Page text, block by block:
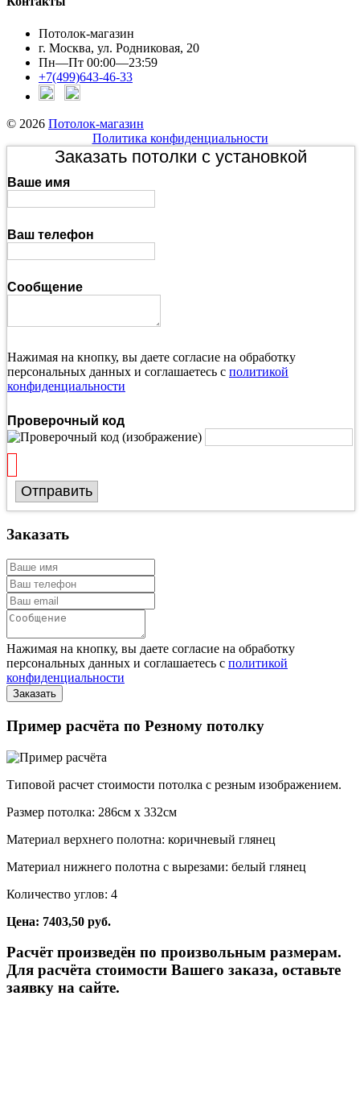
Потолок-магазин
г. Москва, ул. Родниковая, 20
Пн—Пт 00:00—23:59
+7(499)643-46-33
© 2026 Потолок-магазин
Политика конфиденциальности
Заказать потолки с установкой
Ваше имя
Ваш телефон
Сообщение
Нажимая на кнопку, вы даете согласие на обработку
персональных данных и соглашаетесь с политикой
конфиденциальности
Проверочный код
Отправить
Заказать
Нажимая на кнопку, вы даете согласие на обработку
персональных данных и соглашаетесь с политикой
конфиденциальности
Пример расчёта по Резному потолку
Типовой расчет стоимости потолка с резным изображением.
Размер потолка: 286см x 332см
Материал верхнего полотна: коричневый глянец
Материал нижнего полотна с вырезами: белый глянец
Количество углов: 4
Цена: 7403,50 руб.
Расчёт произведён по произвольным размерам.
Для расчёта стоимости Вашего заказа, оставьте
заявку на сайте.